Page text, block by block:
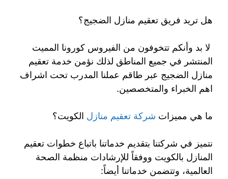
هل تريد فريق تعقيم منازل الضجيج؟
لا بد وأنكم تتخوفون من الفيروس كورونا المميت
المنتشر في جميع المناطق لذلك نؤمن خدمة تعقيم
منازل الضجيج عبر طاقم عملنا المدرب تحت اشراف
اهم الخبراء والمتخصصين.
ما هي مميزات شركة تعقيم منازل الكويت؟
نتميز في شركتنا بتقديم خدماتنا باتباع خطوات تعقيم
المنازل بالكويت ووفقاً للإرشادات منظمة الصحة
العالمية، وتتضمن خدماتنا أيضاً: